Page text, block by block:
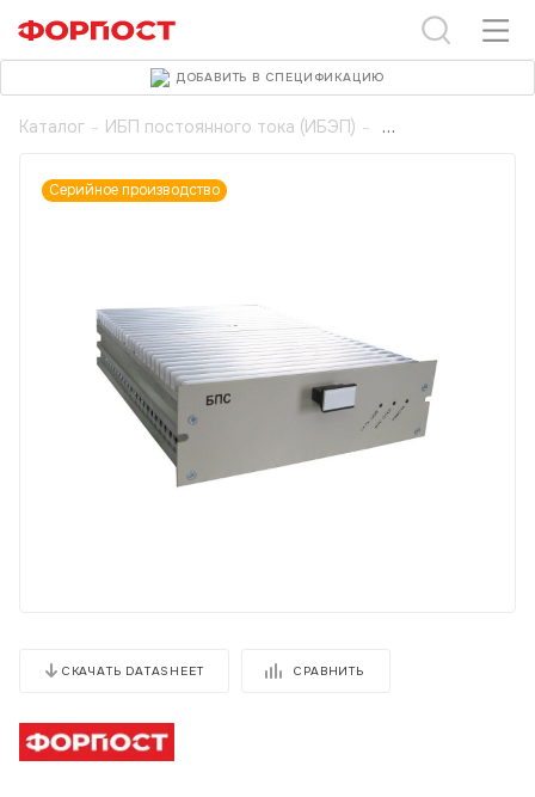
Каталог - ИБП постоянного тока (ИБЭП) -
Серийное производство
СКАЧАТЬ DATASHEET СРАВНИТЬ
ДОБАВИТЬ В СПЕЦИФИКАЦИЮ